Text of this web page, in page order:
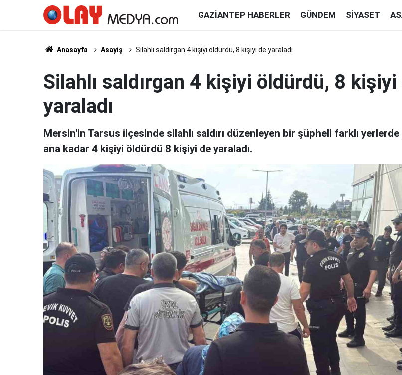
GAZIANTEP HABERLER GÜNDEM SIYASET
Anasayfa Asayiş Silahlı saldırgan 4 kişiyi öldürdü, 8 kişiyi de yaraladı
Silahlı saldırgan 4 kişiyi öldürdü, 8 kişiyi
yaraladı
Mersin'in Tarsus ilçesinde silahlı saldırı düzenleyen bir şüpheli farklı yerlerde
ana kadar 4 kişiyi öldürdü 8 kişiyi de yaraladı.